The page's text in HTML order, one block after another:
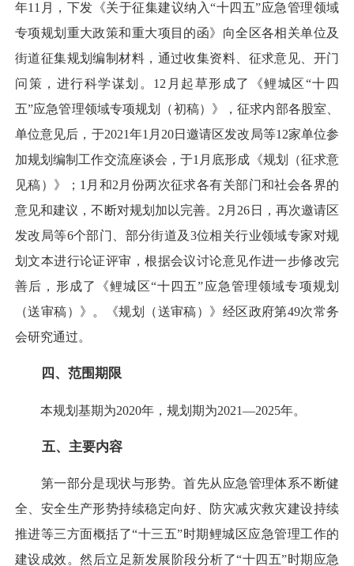
年11月，下发《关于征集建议纳入“十四五”应急管理领域
专项规划重大政策和重大项目的函》向全区各相关单位及
街道征集规划编制材料，通过收集资料、征求意见、开门
问策，进行科学谋划。12月起草形成了《鲤城区“十四
五”应急管理领域专项规划（初稿）》，征求内部各股室、
单位意见后，于2021年1月20日邀请区发改局等12家单位参
加规划编制工作交流座谈会，于1月底形成《规划（征求意
见稿）》；1月和2月份两次征求各有关部门和社会各界的
意见和建议，不断对规划加以完善。2月26日，再次邀请区
发改局等6个部门、部分街道及3位相关行业领域专家对规
划文本进行论证评审，根据会议讨论意见作进一步修改完
善后，形成了《鲤城区“十四五”应急管理领域专项规划
（送审稿）》。《规划（送审稿）》经区政府第49次常务
会研究通过。
四、范围期限
本规划基期为2020年，规划期为2021—2025年。
五、主要内容
第一部分是现状与形势。首先从应急管理体系不断健
全、安全生产形势持续稳定向好、防灾减灾救灾建设持续
推进等三方面概括了“十三五”时期鲤城区应急管理工作的
建设成效。然后立足新发展阶段分析了“十四五”时期应急